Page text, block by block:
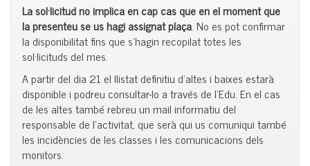
La sol·licitud no implica en cap cas que en el moment que
la presenteu se us hagi assignatplaça. No es pot confirmar
la disponibilitat fins que s’hagin recopilat totes les
sol·licituds del mes.
A partir del dia 21 el llistat definitiu d’altes i baixes estarà
disponible i podreu consultar-lo a través de l’Edu. En el cas
de les altes també rebreu un mail informatiu del
responsable de l’activitat, que serà qui us comuniqui també
les incidències de les classes i les comunicacions dels
monitors.